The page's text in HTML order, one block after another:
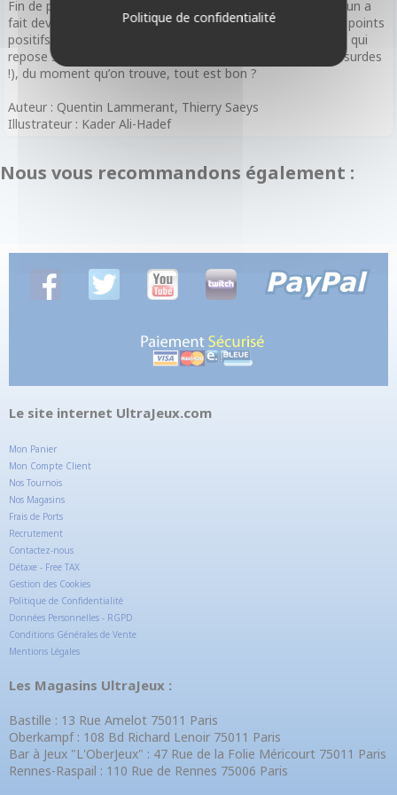
Fin de partie et victoire : La partie s'achève après que chacun a
fait deviner son association. Le but est de cumuler plus de points
positifs que de points négatifs. C'est une victoire collective qui
repose sur votre capacité à créer des liens logiques (ou absurdes
!), du moment qu’on trouve, tout est bon ?
Auteur : Quentin Lammerant, Thierry Saeys
Illustrateur : Kader Ali-Hadef
Nous vous recommandons également :
Le site internet UltraJeux.com
Mon Panier
Mon Compte Client
Nos Tournois
Nos Magasins
Frais de Ports
Recrutement
Contactez-nous
Détaxe - Free TAX
Gestion des Cookies
Politique de Confidentialité
Données Personnelles - RGPD
Conditions Générales de Vente
Mentions Légales
Les Magasins UltraJeux :
Bastille : 13 Rue Amelot 75011 Paris
Oberkampf : 108 Bd Richard Lenoir 75011 Paris
Bar à Jeux "L'OberJeux" : 47 Rue de la Folie Méricourt 75011 Paris
Rennes-Raspail : 110 Rue de Rennes 75006 Paris
Politique de confidentialité